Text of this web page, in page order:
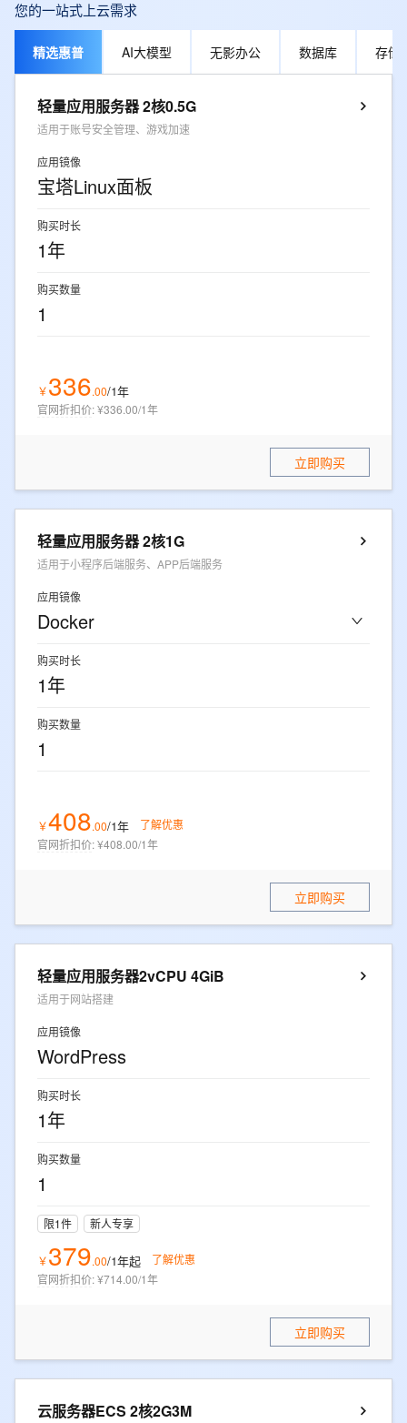
您的一站式上云需求
精选惠普 AI大模型 无影办公 数据库 存储
轻量应用服务器 2核0.5G
适用于账号安全管理、游戏加速
应用镜像
宝塔Linux面板
购买时长
1年
购买数量
1
￥336.00/1年
官网折扣价:¥336.00/1年
立即购买
轻量应用服务器 2核1G
适用于小程序后端服务、APP后端服务
应用镜像
Docker
购买时长
1年
购买数量
1
￥408.00/1年
了解优惠
官网折扣价:¥408.00/1年
立即购买
轻量应用服务器2vCPU 4GiB
适用于网站搭建
应用镜像
WordPress
购买时长
1年
购买数量
1
限1件 新人专享
￥379.00/1年起
了解优惠
官网折扣价:¥714.00/1年
立即购买
云服务器ECS 2核2G3M